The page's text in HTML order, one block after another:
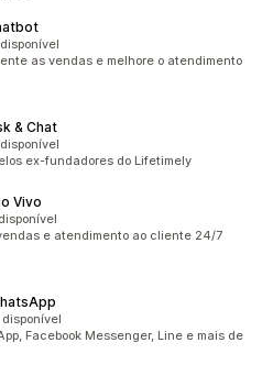
as vendas e melhore o atendimento
& Chat
ex-fundadores do Lifetimely
Vivo
e atendimento ao cliente 24/7
Facebook Messenger, Line e mais de